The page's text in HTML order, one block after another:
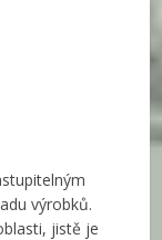
výrobků.
jistě je